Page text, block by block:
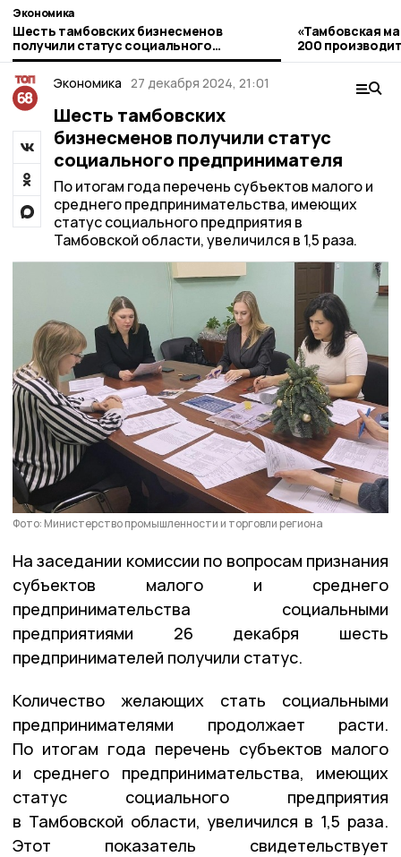
Экономика
Шесть тамбовских бизнесменов
получили статус социального
предпринимателя
«Тамбовская
200
Экономика 27 декабря 2024, 21:01
Шесть тамбовских
бизнесменов получили статус
социального предпринимателя
По итогам года перечень субъектов малого и
среднего предпринимательства, имеющих
статус социального предприятия в
Тамбовской области, увеличился в 1,5 раза.
Фото: Министерство промышленности и торговли региона
На заседании комиссии по вопросам признания
субъектов малого и среднего
предпринимательства социальными
предприятиями 26 декабря шесть
предпринимателей получили статус.
Количество желающих стать социальными
предпринимателями продолжает расти.
По итогам года перечень субъектов малого
и среднего предпринимательства, имеющих
статус социального предприятия
в Тамбовской области, увеличился в 1,5 раза.
Этот показатель свидетельствует